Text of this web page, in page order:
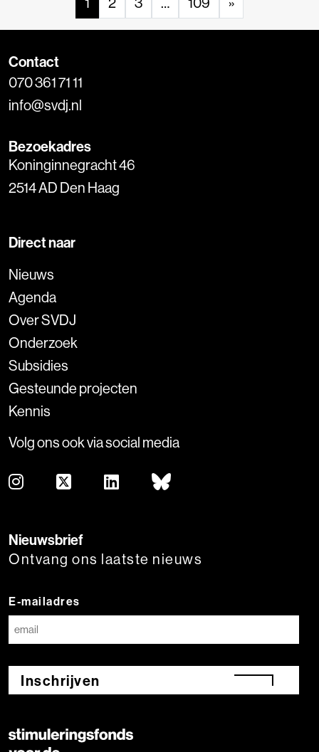
Contact
070 361 71 11
info@svdj.nl
Bezoekadres
Koninginnegracht 46
2514 AD Den Haag
Direct naar
Nieuws
Agenda
Over SVDJ
Onderzoek
Subsidies
Gesteunde projecten
Kennis
Volg ons ook via social media
Nieuwsbrief
Ontvang ons laatste nieuws
E-mailadres
Inschrijven